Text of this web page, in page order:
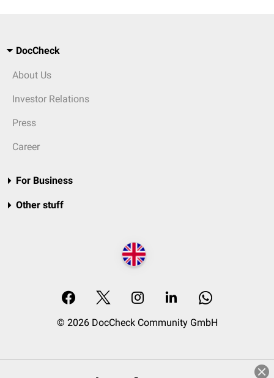
DocCheck
About Us
Investor Relations
Press
Career
For Business
Other stuff
© 2026 DocCheck Community GmbH